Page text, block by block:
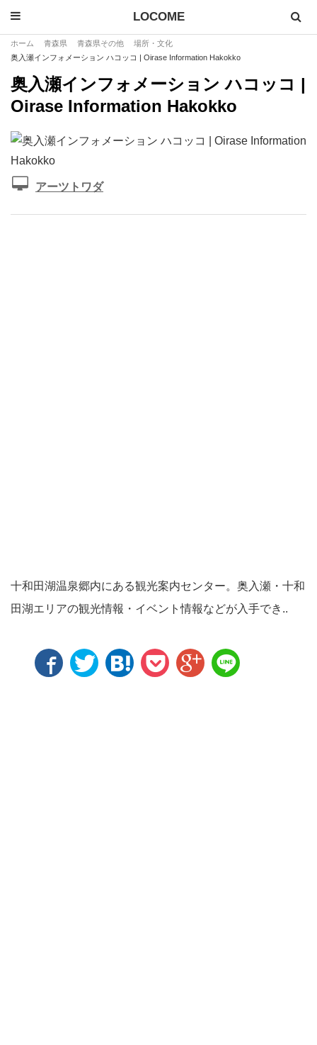
LOCOME
ホーム 青森県 青森県その他
場所・文化
奥入瀬インフォメーション ハコッコ | Oirase Information Hakokko
奥入瀬インフォメーション ハコッコ |
Oirase Information Hakokko
アーツトワダ
十和田湖温泉郷内にある観光案内センター。奥入瀬・十和
田湖エリアの観光情報・イベント情報などが入手でき..